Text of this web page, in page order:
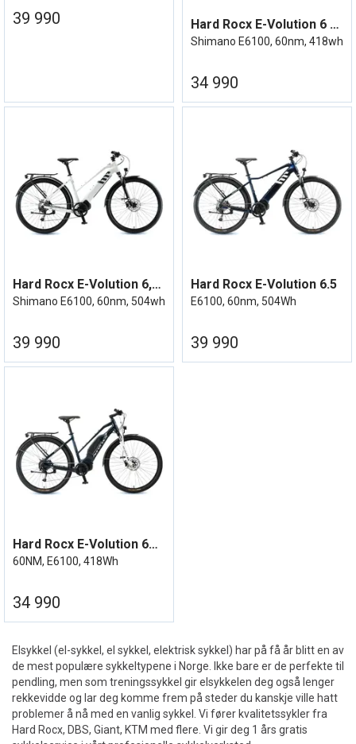
39 990 Hard Rocx E-Volution 6 Elsykkel 23
Shimano E6100, 60nm, 418wh
34 990
Hard Rocx E-Volution 6,5XX Elsykkel 23
Shimano E6100, 60nm, 504wh
39 990
Hard Rocx E-Volution 6.5
E6100, 60nm, 504Wh
39 990
Hard Rocx E-Volution 6XX 16,5'' 2022
60NM, E6100, 418Wh
34 990
Elsykkel (el-sykkel, el sykkel, elektrisk sykkel) har på få år blitt en av
de mest populære sykkeltypene i Norge. Ikke bare er de perfekte til
pendling, men som treningssykkel gir elsykkelen deg også lenger
rekkevidde og lar deg komme frem på steder du kanskje ville hatt
problemer å nå med en vanlig sykkel. Vi fører kvalitetssykler fra
Hard Rocx, DBS, Giant, KTM med flere. Vi gir deg 1 års gratis